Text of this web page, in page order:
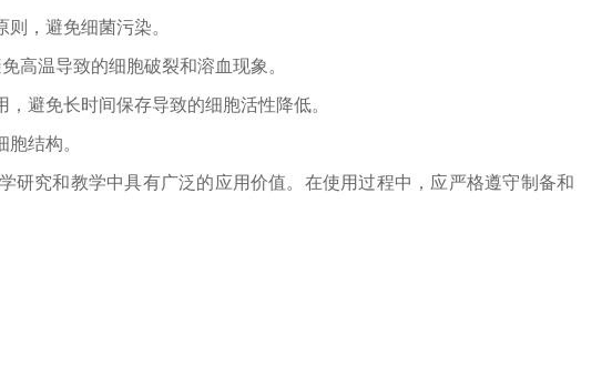
，避免细菌污染。
高温导致的细胞破裂和溶血现象。
避免长时间保存导致的细胞活性降低。
结构。
研究和教学中具有广泛的应用价值。在使用过程中，应严格遵守制备和